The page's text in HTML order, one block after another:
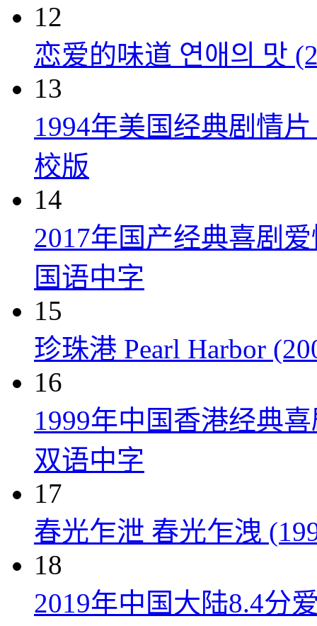
12
恋爱的味道 연애의 맛
13
1994年美国经典剧情
校版
14
2017年国产经典喜剧
国语中字
15
珍珠港 Pearl Harbor
16
1999年中国香港经典
双语中字
17
春光乍泄 春光乍洩
18
2019年中国大陆8.4分